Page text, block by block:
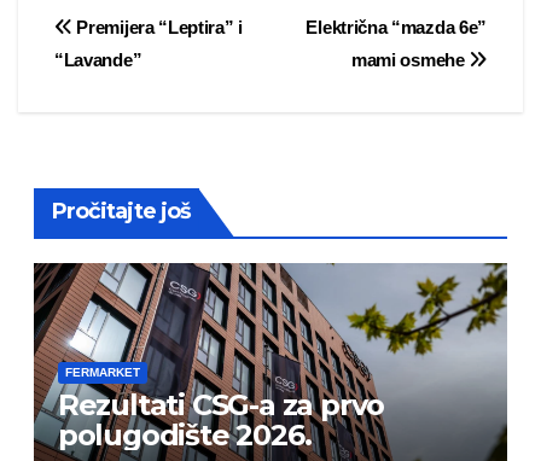
Post
Električna “mazda 6e”
mami osmehe
Premijera “Leptira” i
“Lavande”
Pročitajte još
FERMARKET
Rezultati CSG-a za prvo
polugodište 2026.